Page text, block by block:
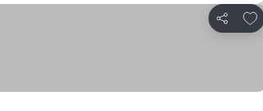
Partager